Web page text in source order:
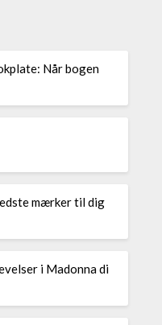
Når bogen
mærker til dig
i Madonna di